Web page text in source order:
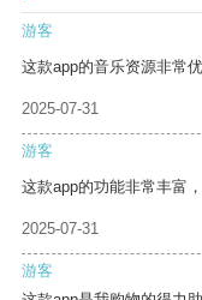
游客
这款app的音乐资源非常
2025-07-31
游客
这款app的功能非常丰富
2025-07-31
游客